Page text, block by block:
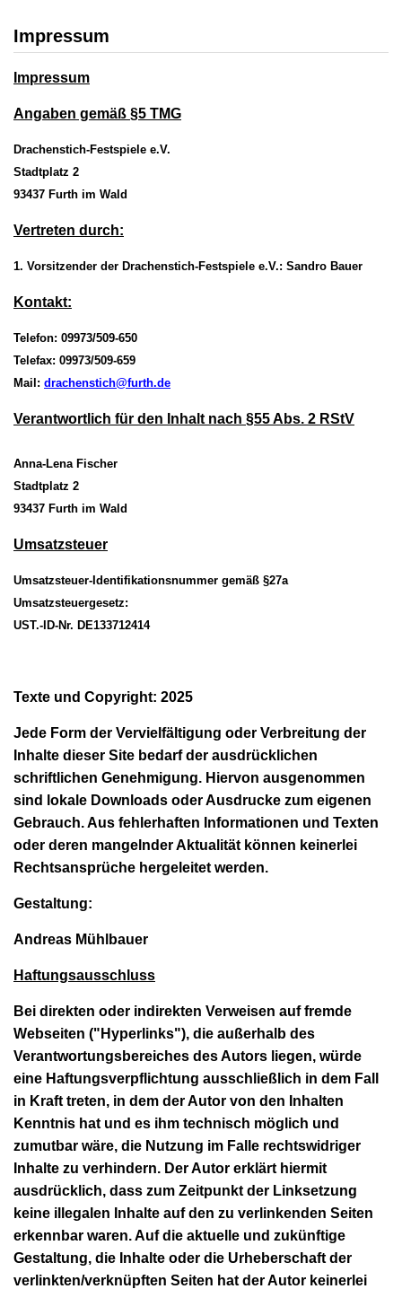
Impressum
Impressum
Angaben gemäß §5 TMG
Drachenstich-Festspiele e.V.
Stadtplatz 2
93437 Furth im Wald
Vertreten durch:
1. Vorsitzender der Drachenstich-Festspiele e.V.: Sandro Bauer
Kontakt:
Telefon: 09973/509-650
Telefax: 09973/509-659
Mail: drachenstich@furth.de
Verantwortlich für den Inhalt nach §55 Abs. 2 RStV
Anna-Lena Fischer
Stadtplatz 2
93437 Furth im Wald
Umsatzsteuer
Umsatzsteuer-Identifikationsnummer gemäß §27a
Umsatzsteuergesetz:
UST.-ID-Nr. DE133712414
Texte und Copyright: 2025
Jede Form der Vervielfältigung oder Verbreitung der
Inhalte dieser Site bedarf der ausdrücklichen
schriftlichen Genehmigung. Hiervon ausgenommen
sind lokale Downloads oder Ausdrucke zum eigenen
Gebrauch. Aus fehlerhaften Informationen und Texten
oder deren mangelnder Aktualität können keinerlei
Rechtsansprüche hergeleitet werden.
Gestaltung:
Andreas Mühlbauer
Haftungsausschluss
Bei direkten oder indirekten Verweisen auf fremde
Webseiten ("Hyperlinks"), die außerhalb des
Verantwortungsbereiches des Autors liegen, würde
eine Haftungsverpflichtung ausschließlich in dem Fall
in Kraft treten, in dem der Autor von den Inhalten
Kenntnis hat und es ihm technisch möglich und
zumutbar wäre, die Nutzung im Falle rechtswidriger
Inhalte zu verhindern. Der Autor erklärt hiermit
ausdrücklich, dass zum Zeitpunkt der Linksetzung
keine illegalen Inhalte auf den zu verlinkenden Seiten
erkennbar waren. Auf die aktuelle und zukünftige
Gestaltung, die Inhalte oder die Urheberschaft der
verlinkten/verknüpften Seiten hat der Autor keinerlei